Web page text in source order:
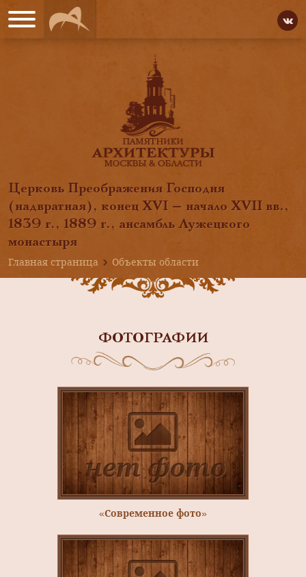
Церковь Преображения Господня
(надвратная), конец XVI — начало XVII вв.,
1839 г., 1889 г., ансамбль Лужецкого
монастыря
Главная страница
Объекты области
ФОТОГРАФИИ
«Современное фото»